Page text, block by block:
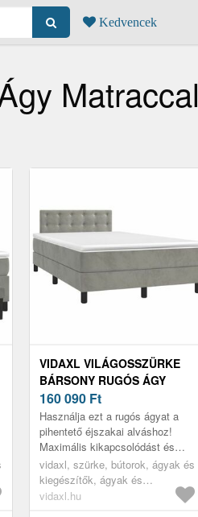
Kedvencek
Matraccal
VIDAXL VILÁGOSSZÜRKE
BÁRSONY RUGÓS ÁGY
MATRACCAL 120 X 190 CM
160 090 Ft
Használja ezt a rugós ágyat a
pihentető éjszakai alváshoz!
Maximális kikapcsolódást és
kellemes alvást kínál.
vidaxl, szürke, bútorok, ágyak és
kiegészítők, ágyak és
ágykeretek
vidaxl.hu